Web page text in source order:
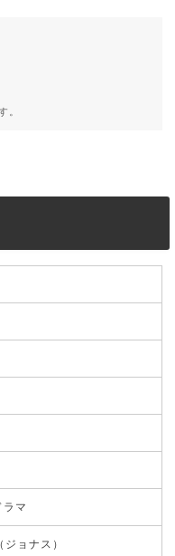
。
マ
ョナス）